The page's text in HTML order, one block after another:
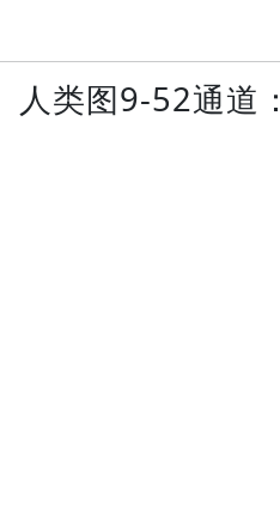
人类图9-52通道